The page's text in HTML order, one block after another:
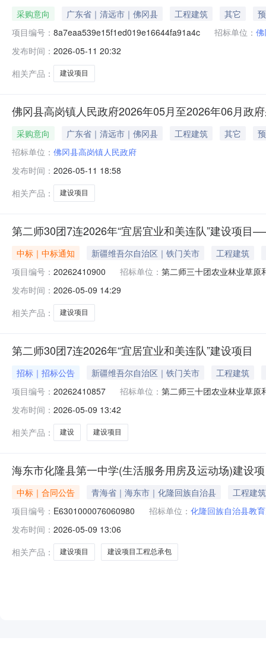
采购意向 广东省｜清远市｜佛冈县 工程建筑 其它
项目编号： 8a7eaa539e15f1ed019e16644fa91a4c 招标单位：
发布时间： 2026-05-11 20:32
相关产品：
建设项目
佛冈县高岗镇人民政府2026年05月至2026年06月政
采购意向 广东省｜清远市｜佛冈县 工程建筑 其它
招标单位： 佛冈县高岗镇人民政府
发布时间： 2026-05-11 18:58
相关产品：
建设项目
第二师30团7连2026年“宜居宜业和美连队”建设项目
中标｜中标通知 新疆维吾尔自治区｜铁门关市
工程建筑
项目编号： 20262410900 招标单位： 第二师三十团农业林业草原
发布时间： 2026-05-09 14:29
相关产品：
建设项目
第二师30团7连2026年“宜居宜业和美连队”建设项目
招标｜招标公告 新疆维吾尔自治区｜铁门关市
工程建筑
项目编号： 20262410857 招标单位： 第二师三十团农业林业草原
发布时间： 2026-05-09 13:42
相关产品：
建设 建设项目
海东市化隆县第一中学(生活服务用房及运动场)建设
中标｜合同公告 青海省｜海东市｜化隆回族自治县
工程建筑
项目编号： E6301000076060980 招标单位： 化隆回族自治县教
发布时间： 2026-05-09 13:06
相关产品：
建设项目 建设项目工程总承包